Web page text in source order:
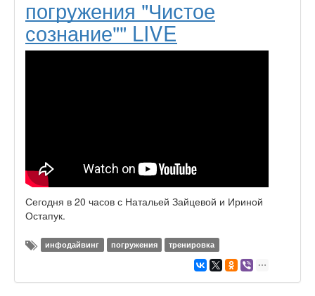
погружения "Чистое
сознание"" LIVE
Сегодня в 20 часов с Натальей Зайцевой и Ириной
Остапук.
инфодайвинг погружения тренировка